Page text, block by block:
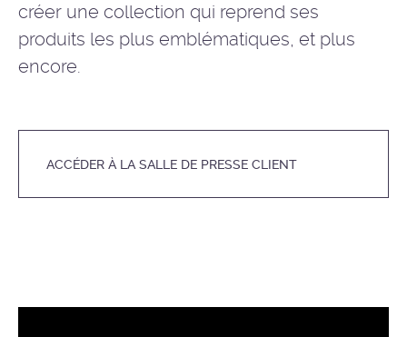
créer une collection qui reprend ses
produits les plus emblématiques, et plus
encore.
ACCÉDER À LA SALLE DE PRESSE CLIENT